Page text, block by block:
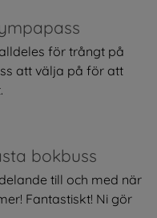
för trångt på
att välja på för att
bokbuss
till och med när
Fantastiskt! Ni gör